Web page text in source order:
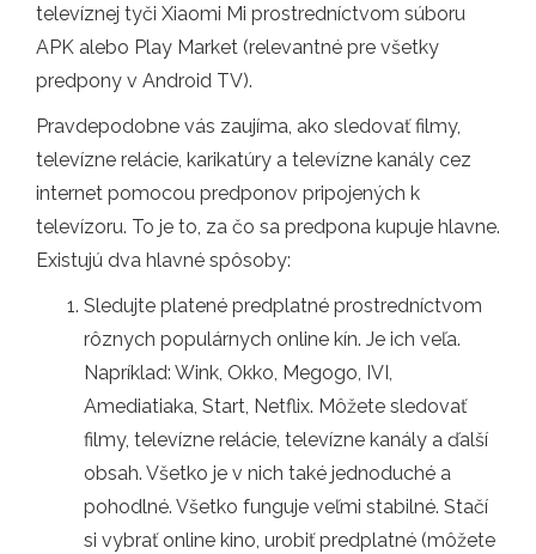
televíznej tyči Xiaomi Mi prostredníctvom súboru
APK alebo Play Market (relevantné pre všetky
predpony v Android TV).
Pravdepodobne vás zaujíma, ako sledovať filmy,
televízne relácie, karikatúry a televízne kanály cez
internet pomocou predponov pripojených k
televízoru. To je to, za čo sa predpona kupuje hlavne.
Existujú dva hlavné spôsoby:
Sledujte platené predplatné prostredníctvom
rôznych populárnych online kín. Je ich veľa.
Napríklad: Wink, Okko, Megogo, IVI,
Amediatiaka, Start, Netflix. Môžete sledovať
filmy, televízne relácie, televízne kanály a ďalší
obsah. Všetko je v nich také jednoduché a
pohodlné. Všetko funguje veľmi stabilné. Stačí
si vybrať online kino, urobiť predplatné (môžete